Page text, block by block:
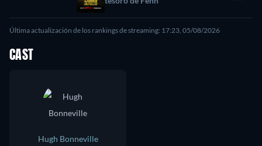
Última actualización de los rankings de streaming: 17:23, 05/08/2026
CAST
Hugh Bonneville